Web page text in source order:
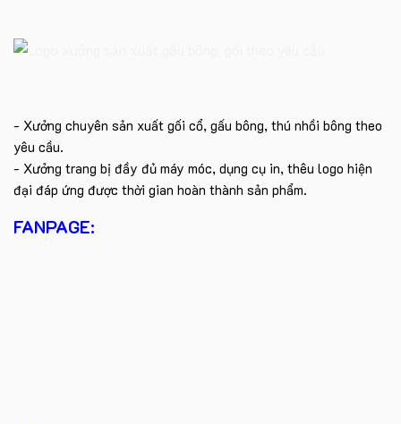
- Xưởng chuyên sản xuất gối cổ, gấu bông, thú nhồi bông theo
yêu cầu.
- Xưởng trang bị đầy đủ máy móc, dụng cụ in, thêu logo hiện
đại đáp ứng được thời gian hoàn thành sản phẩm.
FANPAGE: